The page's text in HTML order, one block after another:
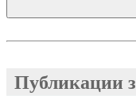
Публикации